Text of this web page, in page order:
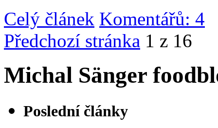
Celý článek Komentářů: 4
Předchozí stránka 1 z 16
Michal Sänger
Poslední články